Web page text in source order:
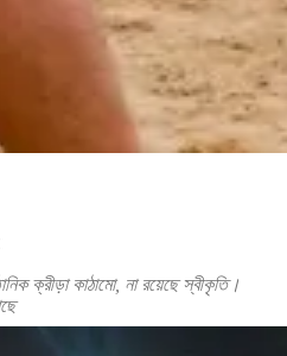
ক্রীড়া কাঠামো, না রয়েছে স্বীকৃতি।